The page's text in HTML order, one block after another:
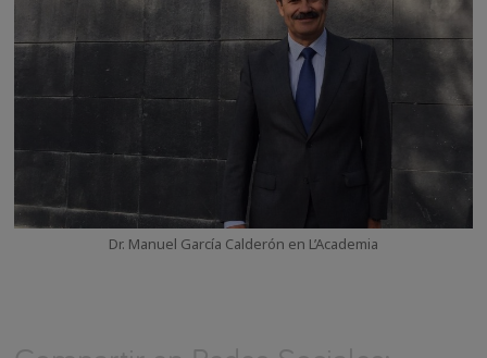
Dr. Manuel García Calderón en L’Academia